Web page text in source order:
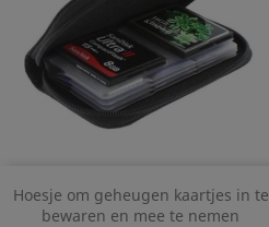
Hoesje om geheugen kaartjes in te
bewaren en mee te nemen